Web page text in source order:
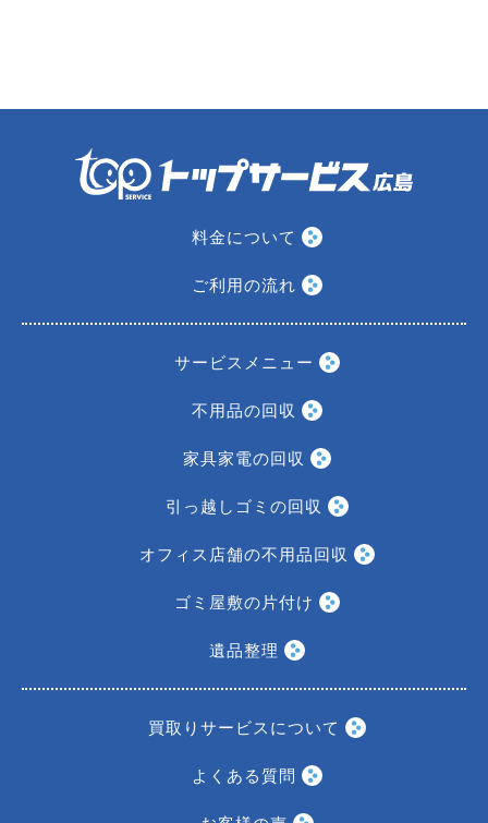
料金について
ご利用の流れ
サービスメニュー
不用品の回収
家具家電の回収
引っ越しゴミの回収
オフィス店舗の不用品回収
ゴミ屋敷の片付け
遺品整理
買取りサービスについて
よくある質問